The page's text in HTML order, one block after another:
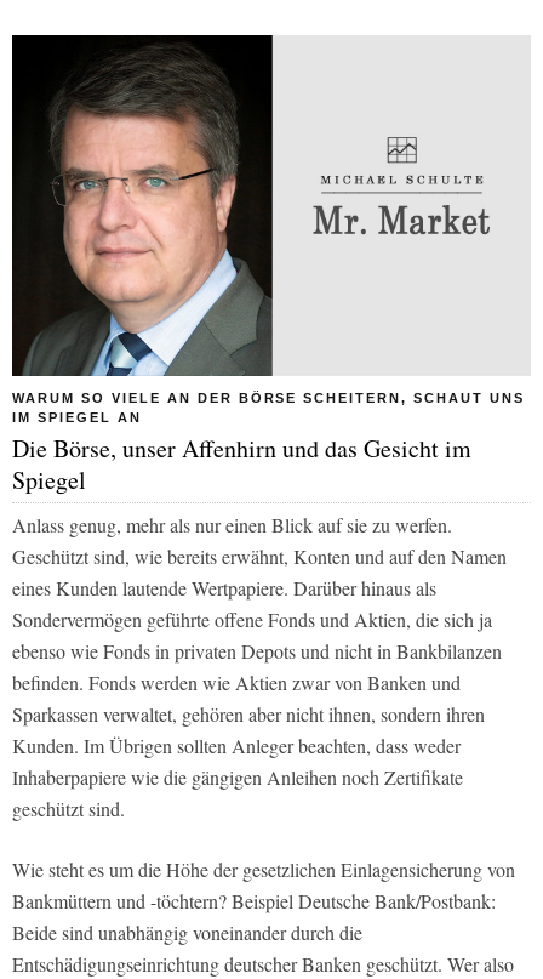
WARUM SO VIELE AN DER BÖRSE SCHEITERN, SCHAUT UNS
IM SPIEGEL AN
Die Börse, unser Affenhirn und das Gesicht im
Spiegel
Anlass genug, mehr als nur einen Blick auf sie zu werfen.
Geschützt sind, wie bereits erwähnt, Konten und auf den Namen
eines Kunden lautende Wertpapiere. Darüber hinaus als
Sondervermögen geführte offene Fonds und Aktien, die sich ja
ebenso wie Fonds in privaten Depots und nicht in Bankbilanzen
befinden. Fonds werden wie Aktien zwar von Banken und
Sparkassen verwaltet, gehören aber nicht ihnen, sondern ihren
Kunden. Im Übrigen sollten Anleger beachten, dass weder
Inhaberpapiere wie die gängigen Anleihen noch Zertifikate
geschützt sind.
Wie steht es um die Höhe der gesetzlichen Einlagensicherung von
Bankmüttern und -töchtern? Beispiel Deutsche Bank/Postbank:
Beide sind unabhängig voneinander durch die
Entschädigungseinrichtung deutscher Banken geschützt. Wer also